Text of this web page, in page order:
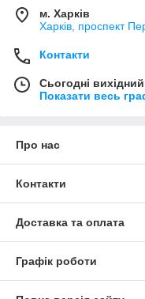
м. Харків
Харків, проспект
Контакти
Сьогодні вихідний
Показати весь
Про нас
Контакти
Доставка та оплата
Графік роботи